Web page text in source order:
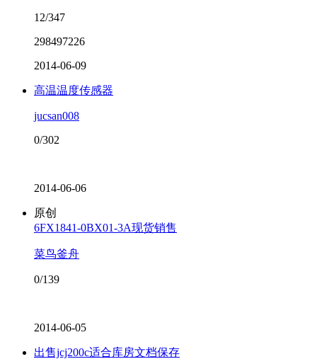
12/347
298497226
2014-06-09
高温温度传感器
jucsan008
0/302
2014-06-06
原创
6FX1841-0BX01-3A现货销售
菜鸟釜舟
0/139
2014-06-05
出售jcj200c适合库房文档保存